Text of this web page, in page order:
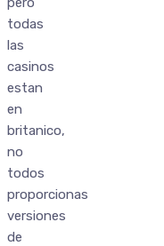
todas
las
casinos
estan
en
britanico,
no
todos
proporcionas
versiones
de